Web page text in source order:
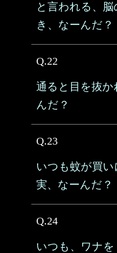
と言われる、脳
き、なーんだ？
Q.22
通ると目を抜か
んだ？
Q.23
いつも蚊が買い
実、なーんだ？
Q.24
いつも、ワナ